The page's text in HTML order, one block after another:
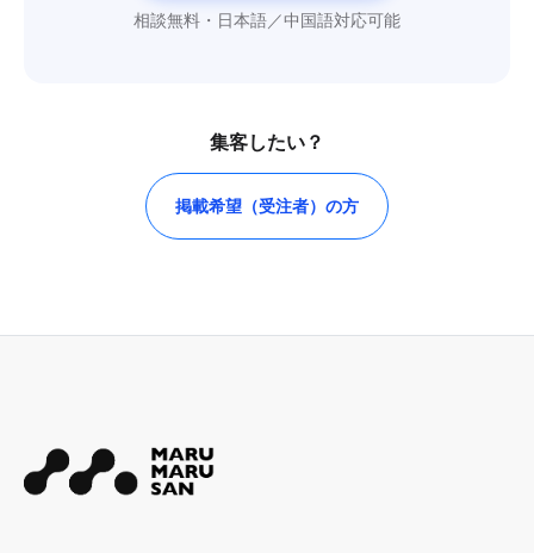
相談無料・日本語／中国語対応可能
集客したい？
掲載希望（受注者）の方